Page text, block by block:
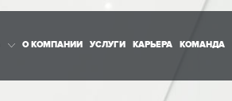
О КОМПАНИИ УСЛУГИ КАРЬЕРА КОМАНДА